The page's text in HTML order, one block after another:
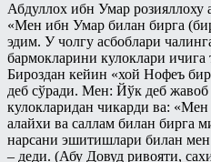
Абдуллох ибн Умар
«Мен ибн Умар билан бирга
эдим. У чолгу асбоблари
бармокларини кулоклари
Бироздан кейин «хой Нофеъ
деб сўради. Мен: Йўк деб
кулокларидан чикарди ва: «Мен
алайхи ва саллам билан бирга
нарсани эшитишлари билан
– деди. (Абу Довуд ривояти,